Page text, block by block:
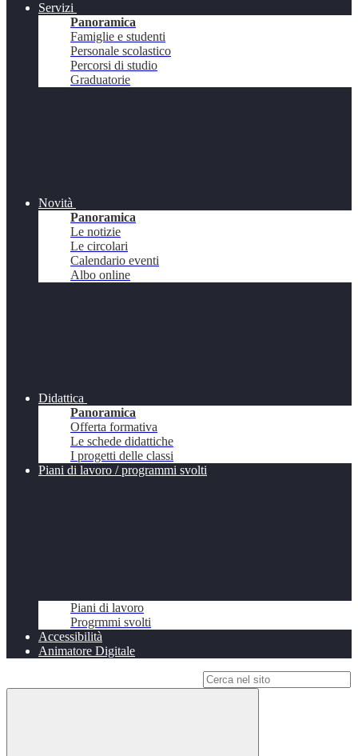
Servizi
Panoramica
Famiglie e studenti
Personale scolastico
Percorsi di studio
Graduatorie
Novità
Panoramica
Le notizie
Le circolari
Calendario eventi
Albo online
Didattica
Panoramica
Offerta formativa
Le schede didattiche
I progetti delle classi
Piani di lavoro / programmi svolti
Piani di lavoro
Progrmmi svolti
Accessibilità
Animatore Digitale